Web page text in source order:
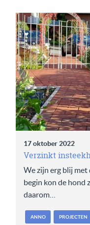
17 oktober 2022
Verzinkt
We zijn erg blij
begin kon de hond
daarom…
ANNO PROJECTEN